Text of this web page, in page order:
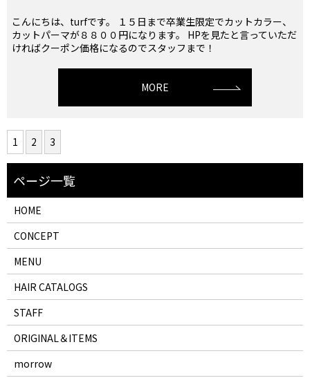
こんにちは、turfです。 １５日まで卒業生限定でカットカラー、
カットパーマが８８００円になります。 HPを見たと言っていただ
ければクーポン価格になるのでスタッフまで！
MORE
1 2 3
HOME
CONCEPT
MENU
HAIR CATALOGS
STAFF
ORIGINAL＆ITEMS
morrow